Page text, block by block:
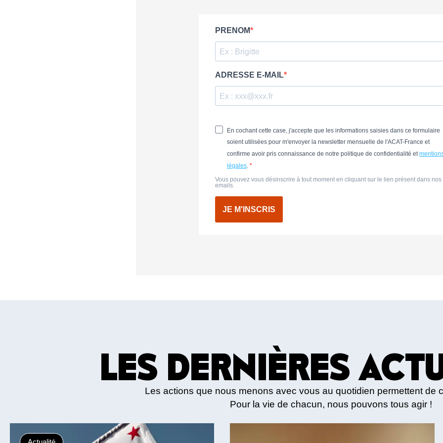
PRENOM
ADRESSE E-MAIL
En cochant cette case, j'accepte que les informations saisies dans ce formulaire
soient utilisées pour m'envoyer la newsletter mensuelle de l'ACAT-France et
confirme avoir pris connaissance de notre politique de confidentialité et
légales.
Vous pouvez vous désinscrire à tout moment en cliquant sur le lien présent dans nos
emails.
JE M'INSCRIS
LES DERNIÈRES
Les actions que nous menons avec vous au quotidien permettent
Pour la vie de chacun, nous pouvons tous agir !